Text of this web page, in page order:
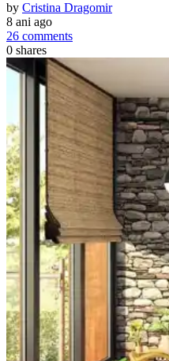
by Cristina Dragomir
8 ani ago
26 comments
0 shares